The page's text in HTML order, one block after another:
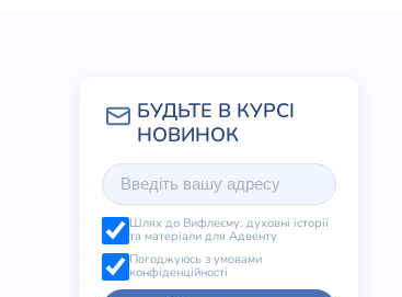
Шлях до Вифлеєму: духовні історії
та матеріали для Адвенту
Погоджуюсь з умовами
конфіденційності